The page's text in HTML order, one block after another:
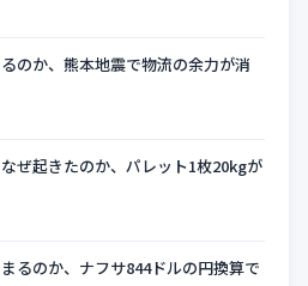
のか、熊本地震で物流の余力が消
ぜ起きたのか、パレット1枚20kgが
るのか、ナフサ844ドルの円換算で